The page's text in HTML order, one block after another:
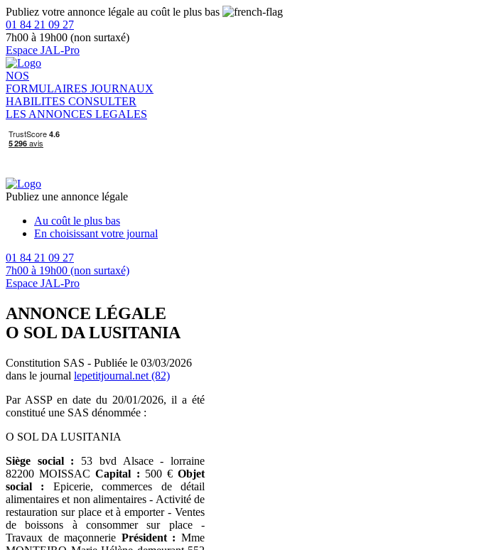
Publiez votre annonce légale au coût le plus bas
01 84 21 09 27
7h00 à 19h00 (non surtaxé)
Espace JAL-Pro
NOS
FORMULAIRES JOURNAUX
HABILITES CONSULTER
LES ANNONCES LEGALES
Publiez une annonce légale
Au coût le plus bas
En choisissant votre journal
01 84 21 09 27
7h00 à 19h00 (non surtaxé)
Espace JAL-Pro
ANNONCE LÉGALE
O SOL DA LUSITANIA
Constitution SAS - Publiée le 03/03/2026
dans le journal lepetitjournal.net (82)
Par ASSP en date du 20/01/2026, il a été
constitué une SAS dénommée :
O SOL DA LUSITANIA
Siège social : 53 bvd Alsace - lorraine
82200 MOISSACCapital : 500 €Objet
social : Epicerie, commerces de détail
alimentaires et non alimentaires - Activité de
restauration sur place et à emporter - Ventes
de boissons à consommer sur place -
Travaux de maçonnerie Président : Mme